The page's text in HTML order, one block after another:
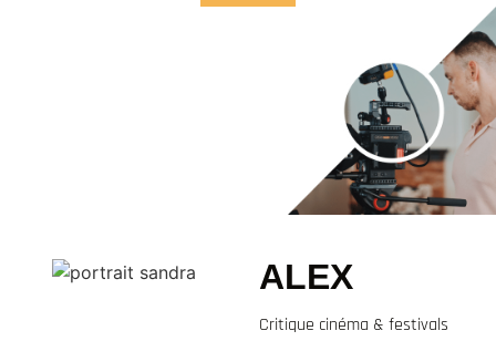
ALEX
Critique cinéma & festivals